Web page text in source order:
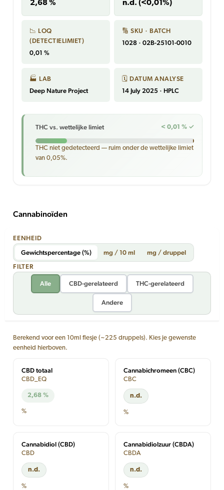
2,68 % n.d. (<0,01%)
📉 LOQ
(DETECTIELIMIET)
0,01 %
🔢 SKU · BATCH
1028 · 02B-25101-0010
🏭 LAB
Deep Nature Project
🗓 DATUM ANALYSE
14 July 2025 · HPLC
THC vs. wettelijke limiet < 0,01 % ✓
THC niet gedetecteerd — ruim onder de wettelijke limiet
van 0,05%.
Cannabinoïden
EENHEID
Gewichtspercentage (%)
mg / 10 ml
mg / druppel
FILTER
Alle CBD-gerelateerd THC-gerelateerd
Andere
Berekend voor een 10ml flesje (~225 druppels). Kies je gewenste
eenheid hierboven.
CBD totaal
CBD_EQ
2,68 %
%
Cannabichromeen (CBC)
CBC
n.d.
%
Cannabidiol (CBD)
CBD
n.d.
%
Cannabidiolzuur (CBDA)
CBDA
n.d.
%